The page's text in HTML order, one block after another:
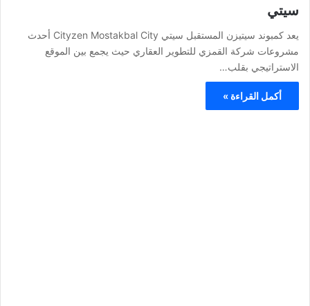
سيتي
يعد كمبوند سيتيزن المستقبل سيتي Cityzen Mostakbal City أحدث
مشروعات شركة القمزي للتطوير العقاري حيث يجمع بين الموقع
الاستراتيجي بقلب…
أكمل القراءة »